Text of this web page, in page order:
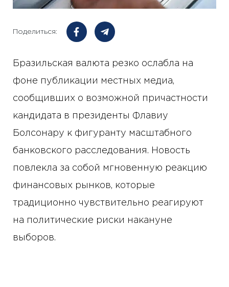
Поделиться:
Бразильская валюта резко ослабла на
фоне публикации местных медиа,
сообщивших о возможной причастности
кандидата в президенты Флавиу
Болсонару к фигуранту масштабного
банковского расследования. Новость
повлекла за собой мгновенную реакцию
финансовых рынков, которые
традиционно чувствительно реагируют
на политические риски накануне
выборов.